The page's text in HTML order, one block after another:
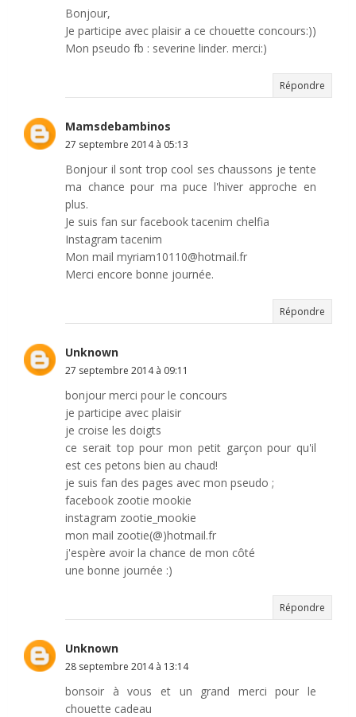
Bonjour,
Je participe avec plaisir a ce chouette concours:))
Mon pseudo fb : severine linder. merci:)
Répondre
Mamsdebambinos
27 septembre 2014 à 05:13
Bonjour il sont trop cool ses chaussons je tente
ma chance pour ma puce l'hiver approche en
plus.
Je suis fan sur facebook tacenim chelfia
Instagram tacenim
Mon mail myriam10110@hotmail.fr
Merci encore bonne journée.
Répondre
Unknown
27 septembre 2014 à 09:11
bonjour merci pour le concours
je participe avec plaisir
je croise les doigts
ce serait top pour mon petit garçon pour qu'il
est ces petons bien au chaud!
je suis fan des pages avec mon pseudo ;
facebook zootie mookie
instagram zootie_mookie
mon mail zootie(@)hotmail.fr
j'espère avoir la chance de mon côté
une bonne journée :)
Répondre
Unknown
28 septembre 2014 à 13:14
bonsoir à vous et un grand merci pour le
chouette cadeau